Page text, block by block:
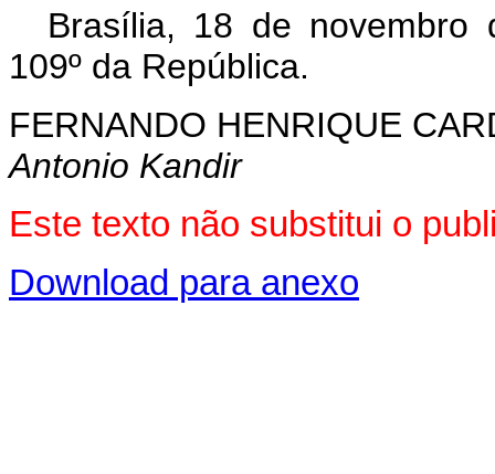
Brasília, 18 de novembro
109º da República.
FERNANDO HENRIQUE
Antonio Kandir
Este texto não substitui o
Download para anexo